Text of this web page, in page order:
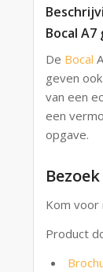
Bocal A7
De Bocal
geven
van een
een
opgave.
Kom voor
Product